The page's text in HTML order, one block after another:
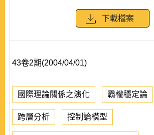
下載檔案
43卷2期(2004/04/01)
國際理論關係之演化 霸權穩定論
跨層分析 控制論模型